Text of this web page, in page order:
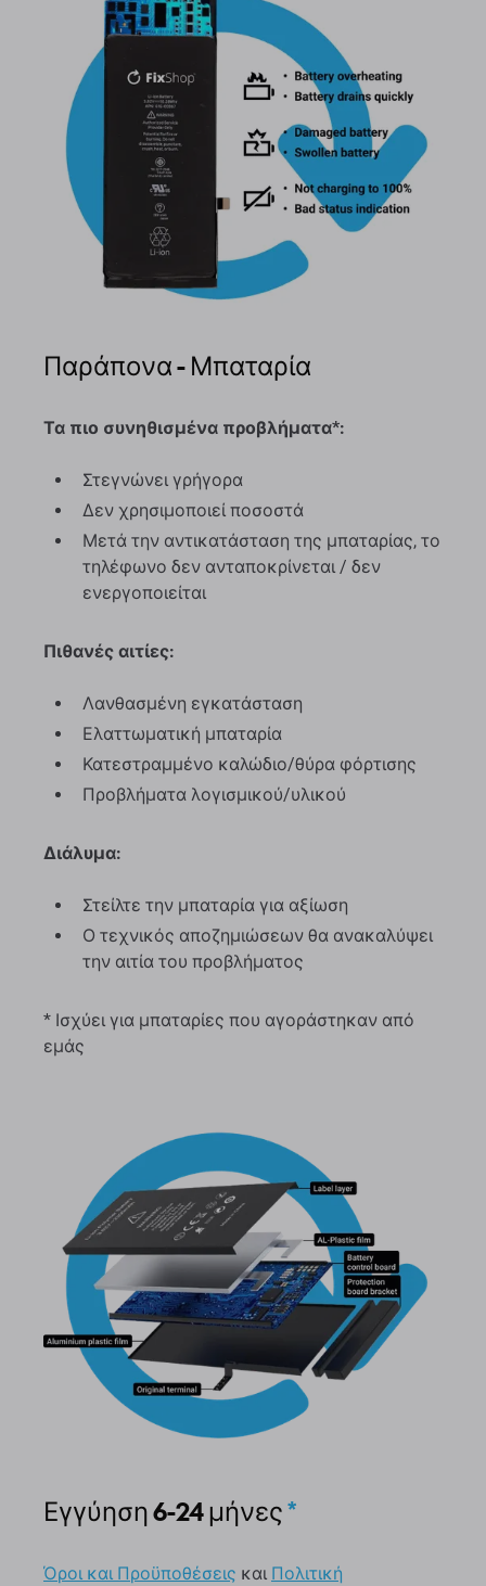
Παράπονα - Μπαταρία
Τα πιο συνηθισμένα προβλήματα*:
Στεγνώνει γρήγορα
Δεν χρησιμοποιεί ποσοστά
Μετά την αντικατάσταση της μπαταρίας, το
τηλέφωνο δεν ανταποκρίνεται / δεν
ενεργοποιείται
Πιθανές αιτίες:
Λανθασμένη εγκατάσταση
Ελαττωματική μπαταρία
Κατεστραμμένο καλώδιο/θύρα φόρτισης
Προβλήματα λογισμικού/υλικού
Διάλυμα:
Στείλτε την μπαταρία για αξίωση
Ο τεχνικός αποζημιώσεων θα ανακαλύψει
την αιτία του προβλήματος
* Ισχύει για μπαταρίες που αγοράστηκαν από
εμάς
Εγγύηση 6-24 μήνες*
Όροι και Προϋποθέσεις και Πολιτική